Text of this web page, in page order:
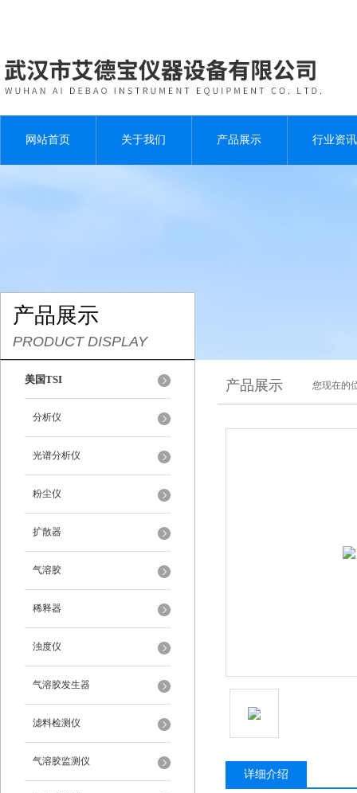
网站首页 关于我们 产品展示 行业资讯
产品展示
PRODUCT DISPLAY
美国TSI
分析仪
光谱分析仪
粉尘仪
扩散器
气溶胶
稀释器
浊度仪
气溶胶发生器
滤料检测仪
气溶胶监测仪
产品展示 您现在的
详细介绍